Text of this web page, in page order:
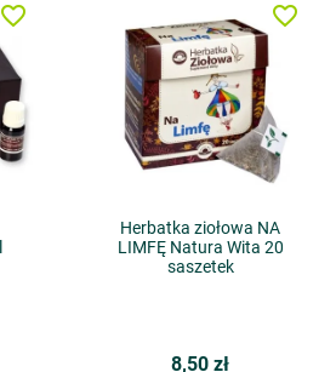
favorite_border
Herbatka ziołowa NA
LIMFĘ Natura Wita 20
saszetek
8,50 zł
favorite_border